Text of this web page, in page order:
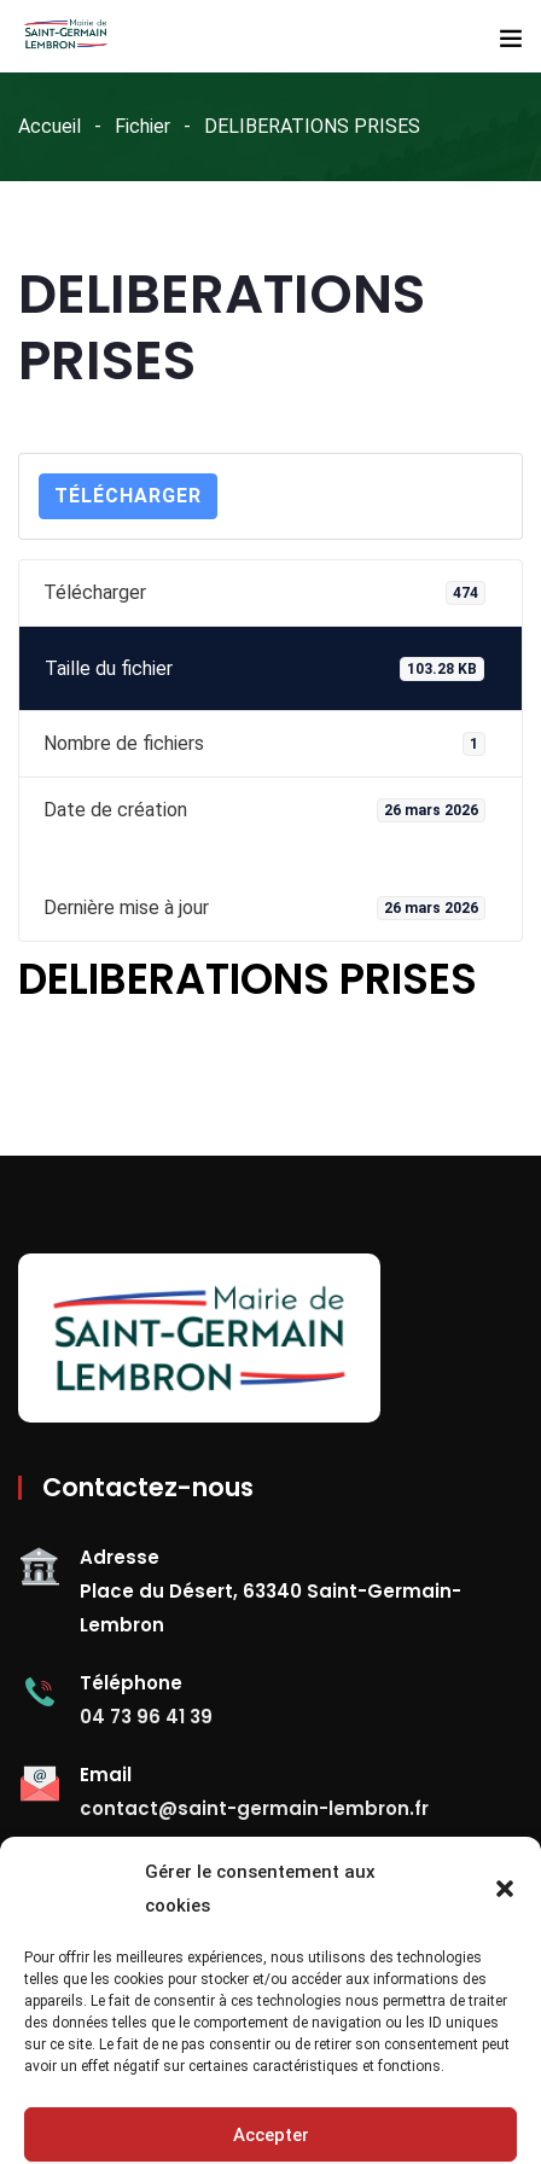
Gérer le consentement aux
cookies
Pour offrir les meilleures expériences, nous utilisons des technologies
telles que les cookies pour stocker et/ou accéder aux informations des
appareils. Le fait de consentir à ces technologies nous permettra de traiter
des données telles que le comportement de navigation ou les ID uniques
sur ce site. Le fait de ne pas consentir ou de retirer son consentement peut
avoir un effet négatif sur certaines caractéristiques et fonctions.
Accepter
Accueil Fichier DELIBERATIONS PRISES
DELIBERATIONS
PRISES
TÉLÉCHARGER
Télécharger 474
Taille du fichier 103.28 KB
Nombre de fichiers 1
Date de création 26 mars 2026
Dernière mise à jour 26 mars 2026
DELIBERATIONS PRISES
Contactez-nous
Adresse
Place du Désert, 63340 Saint-Germain-
Lembron
Téléphone
04 73 96 41 39
Email
contact@saint-germain-lembron.fr
Liens Utiles
Contact
Mentions Légales
Confidentialité
Site Map